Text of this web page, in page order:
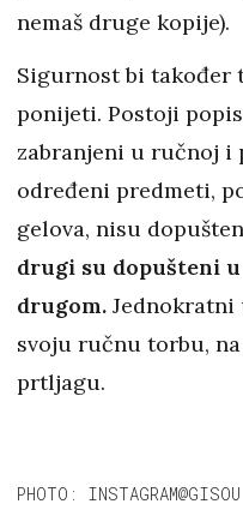
nemaš druge kopije).
Sigurnost bi također
ponijeti. Postoji
zabranjeni u ručnoj i
određeni predmeti,
gelova, nisu
drugi su dopušteni
drugom. Jednokratni
svoju ručnu torbu,
prtljagu.
PHOTO: INSTAGRAM@GISOU